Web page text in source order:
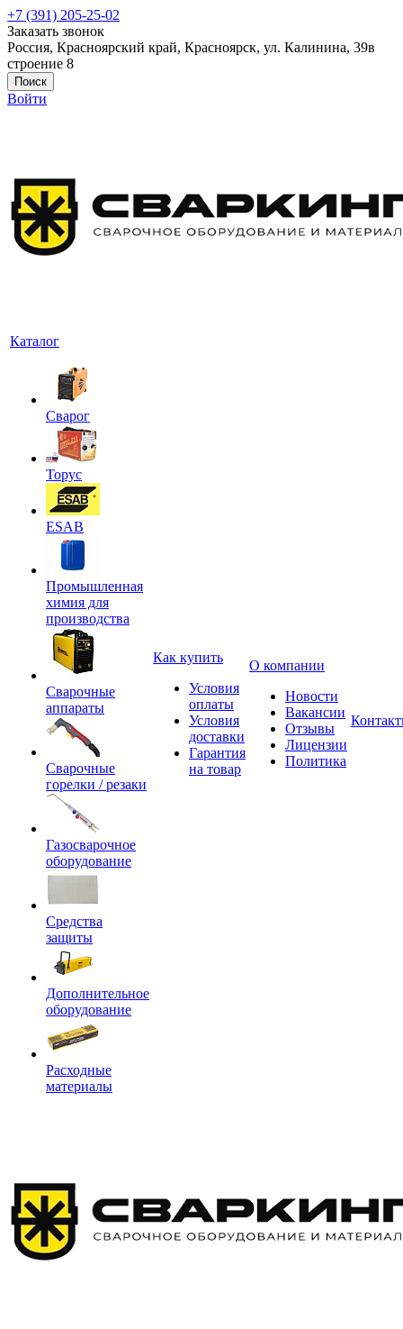
+7 (391) 205-25-02
Заказать звонок
Россия, Красноярский край, Красноярск, ул. Калинина, 39в
строение 8
Поиск
Войти
Каталог
Сварог
Торус
ESAB
Промышленная
химия для
производства
Сварочные
аппараты
Сварочные
горелки / резаки
Газосварочное
оборудование
Средства
защиты
Дополнительное
оборудование
Расходные
материалы
Как купить
Условия
оплаты
Условия
доставки
Гарантия
на товар
О компании
Новости
Вакансии
Отзывы
Лицензии
Политика